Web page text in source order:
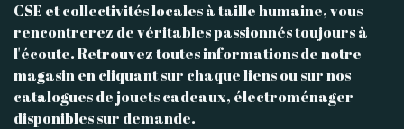
CSE et collectivités locales à taille humaine, vous
rencontrerez de véritables passionnés toujours à
l'écoute. Retrouvez toutes informations de notre
magasin en cliquant sur chaque liens ou sur nos
catalogues de jouets cadeaux, électroménager
disponibles sur demande.